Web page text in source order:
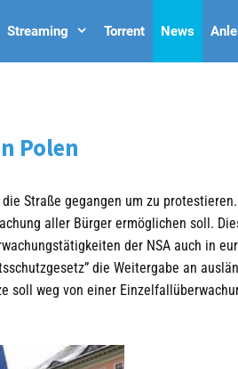
Streaming Torrent News
Polen
Straße gegangen um zu protestieren.
aller Bürger ermöglichen soll.
der NSA auch in
die Weitergabe an
soll weg von einer